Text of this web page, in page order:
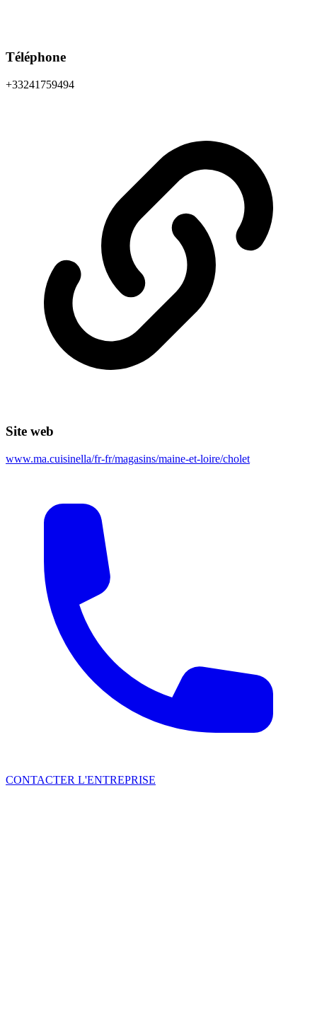
Téléphone
+33241759494
Site web
www.ma.cuisinella/fr-fr/magasins/maine-et-loire/cholet
CONTACTER L'ENTREPRISE